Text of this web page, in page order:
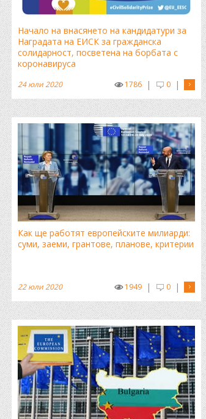
Начало на внасянето на кандидатури за
Наградата на ЕИСК за гражданска
солидарност, посветена на борбата с
коронавируса
|
0
|
1786
24 юли 2020
Как ще работят европейските милиарди:
суми, заеми, грантове, планове, критерии
|
0
|
1949
22 юли 2020